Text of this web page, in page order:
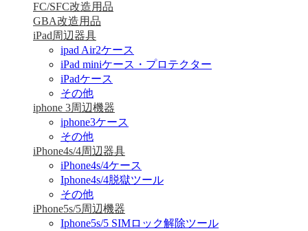
FC/SFC改造用品
GBA改造用品
iPad周辺器具
ipad Air2ケース
iPad miniケース・プロテクター
iPadケース
その他
iphone 3周辺機器
iphone3ケース
その他
iPhone4s/4周辺器具
iPhone4s/4ケース
Iphone4s/4脱獄ツール
その他
iPhone5s/5周辺機器
Iphone5s/5 SIMロック解除ツール